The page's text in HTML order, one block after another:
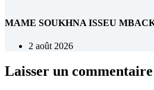
MAME SOUKHNA ISSEU
2 août 2026
Laisser un commentaire